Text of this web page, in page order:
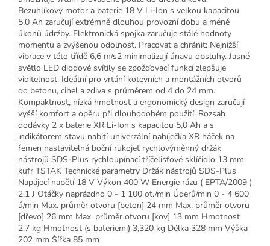
Bezuhlíkový motor a baterie 18 V Li-Ion s velkou kapacitou
5,0 Ah zaručují extrémně dlouhou provozní dobu a méně
úkonů údržby. Elektronická spojka zaručuje stálé hodnoty
momentu a zvýšenou odolnost. Pracovat a chránit: Nejnižší
vibrace v této třídě 6,6 m/s2 minimalizují únavu obsluhy. Jasné
světlo LED diodové svítily se zpožďovací funkcí zlepšuje
viditelnost. Ideální pro vrtání kotevních a montážních otvorů
do betonu, cihel a zdiva s průměrem od 4 do 24 mm.
Kompaktnost, nízká hmotnost a ergonomický design zaručují
vyšší komfort a opěru při dlouhodobém použití. Rozsah
dodávky 2 x baterie XR Li-Ion s kapacitou 5,0 Ah a s
indikátorem stavu nabití univerzální nabíječka XR háček na
řemen nastavitelná boční rukojeť rychlovýměnný držák
nástrojů SDS-Plus rychloupínací tříčelisťové sklíčidlo 13 mm
kufr TSTAK Technické parametry Držák nástrojů SDS-Plus
Napájecí napětí 18 V Výkon 400 W Energie rázu ( EPTA/2009 )
2,1 J Otáčky naprázdno 0 - 1 100 ot./min Úderů/min 0 - 4 600
ú/min Max. průměr otvoru [beton] 24 mm Max. průměr otvoru
[dřevo] 26 mm Max. průměr otvoru [kov] 13 mm Hmotnost
2.7 kg Hmotnost (s bateriemi) 3,320 kg Délka 328 mm Výška
202 mm Šířka 85 mm